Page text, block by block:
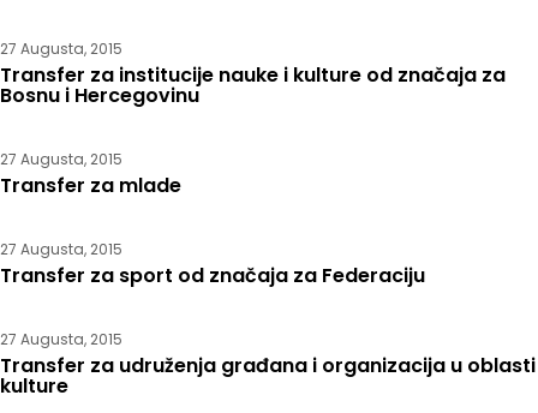
27 Augusta, 2015
Transfer za institucije nauke i kulture od značaja za
Bosnu i Hercegovinu
27 Augusta, 2015
Transfer za mlade
27 Augusta, 2015
Transfer za sport od značaja za Federaciju
27 Augusta, 2015
Transfer za udruženja građana i organizacija u oblasti
kulture